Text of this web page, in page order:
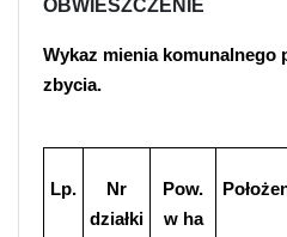
OBWIESZCZENIE
Wykaz mienia komunalnego
zbycia.
Lp.
Nr
działki
Pow.
w ha